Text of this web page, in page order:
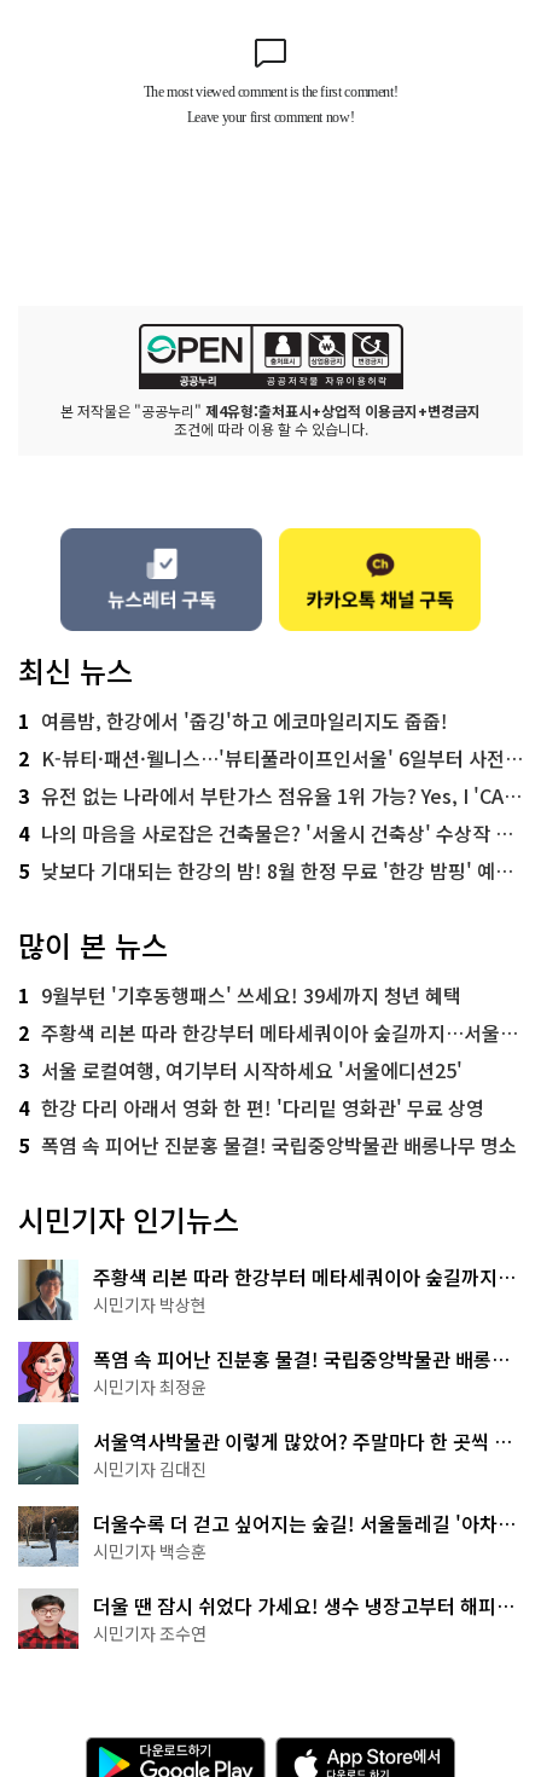
본 저작물은 "공공누리" 제4유형:출처표시+상업적 이용금지+변경금지
조건에 따라 이용 할 수 있습니다.
최신 뉴스
1 여름밤, 한강에서 '줍깅'하고 에코마일리지도 줍줍!
2 K-뷰티·패션·웰니스…'뷰티풀라이프인서울' 6일부터 사전 예약
3 유전 없는 나라에서 부탄가스 점유율 1위 가능? Yes, I 'CAN'
4 나의 마음을 사로잡은 건축물은? '서울시 건축상' 수상작 공개!
5 낮보다 기대되는 한강의 밤! 8월 한정 무료 '한강 밤핑' 예약은?
많이 본 뉴스
1 9월부턴 '기후동행패스' 쓰세요! 39세까지 청년 혜택
2 주황색 리본 따라 한강부터 메타세쿼이아 숲길까지…서울둘레길 15코스
3 서울 로컬여행, 여기부터 시작하세요 '서울에디션25'
4 한강 다리 아래서 영화 한 편! '다리밑 영화관' 무료 상영
5 폭염 속 피어난 진분홍 물결! 국립중앙박물관 배롱나무 명소
시민기자 인기뉴스
주황색 리본 따라 한강부터 메타세쿼이아 숲길까지…
서울둘레길 15코스
시민기자 박상현
폭염 속 피어난 진분홍 물결! 국립중앙박물관 배롱나
무 명소
시민기자 최정윤
서울역사박물관 이렇게 많았어? 주말마다 한 곳씩 떠
나는 역사 산책
시민기자 김대진
더울수록 더 걷고 싶어지는 숲길! 서울둘레길 '아차산
코스'
시민기자 백승훈
더울 땐 잠시 쉬었다 가세요! 생수 냉장고부터 해피소
·무더위쉼터까지
시민기자 조수연
다
운
A
p